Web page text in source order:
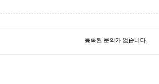
등록된 문의가 없습니다.